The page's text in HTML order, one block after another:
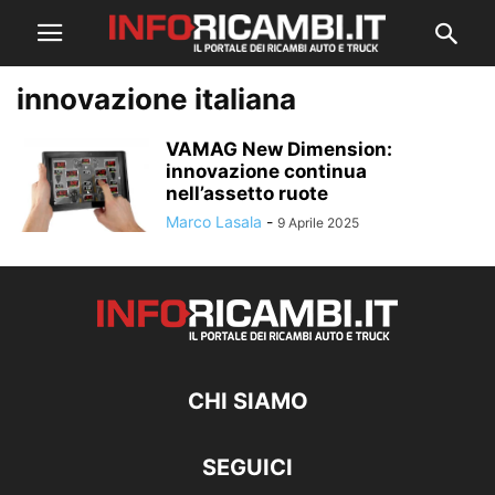
innovazione italiana
VAMAG New Dimension:
innovazione continua
nell’assetto ruote
Marco Lasala - 9 Aprile 2025
CHI SIAMO
SEGUICI